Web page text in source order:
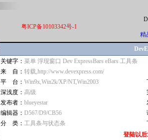
粤ICP备10103342号-1
精
关键字： 菜单 浮现窗口 Dev ExpressBars eBars 工具条
来 自： 转载,http://www.devexpress.com/
平 台： Win9x,Win2k/XP/NT,Win2003
深浅度： 高级
发布者： blueyestar
编辑器： D567/D9/CB56
分 类： 工具条与状态条
登陆以